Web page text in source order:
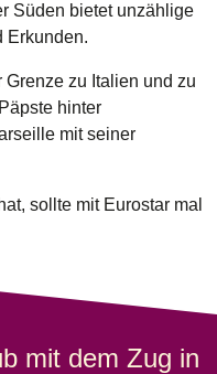
Süden bietet unzählige
Erkunden.
zu Italien und zu
hinter
mit seiner
sollte mit Eurostar mal
mit dem Zug in